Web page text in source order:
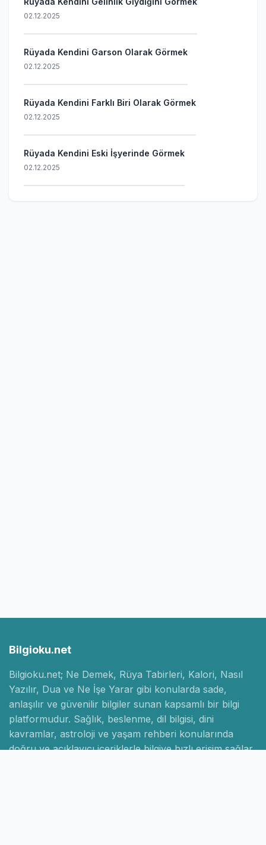
02.12.2025
Rüyada Kendini Garson Olarak Görmek
02.12.2025
Rüyada Kendini Farklı Biri Olarak Görmek
02.12.2025
Rüyada Kendini Eski İşyerinde Görmek
02.12.2025
Bilgioku.net
Bilgioku.net; Ne Demek, Rüya Tabirleri, Kalori, Nasıl
Yazılır, Dua ve Ne İşe Yarar gibi konularda sade,
anlaşılır ve güvenilir bilgiler sunan kapsamlı bir bilgi
platformudur. Sağlık, beslenme, dil bilgisi, dini
kavramlar, astroloji ve yaşam rehberi konularında
doğru ve açıklayıcı içeriklerle bilgiye hızlı erişim sağlar.